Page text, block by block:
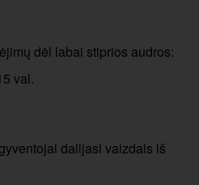
dėl labai stiprios audros:
val.
dalijasi vaizdais iš